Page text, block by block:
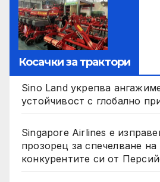
Косачки за трактори
Sino Land укрепва
устойчивост с глобално
Singapore Airlines е
прозорец за спечелване на
конкурентите си от